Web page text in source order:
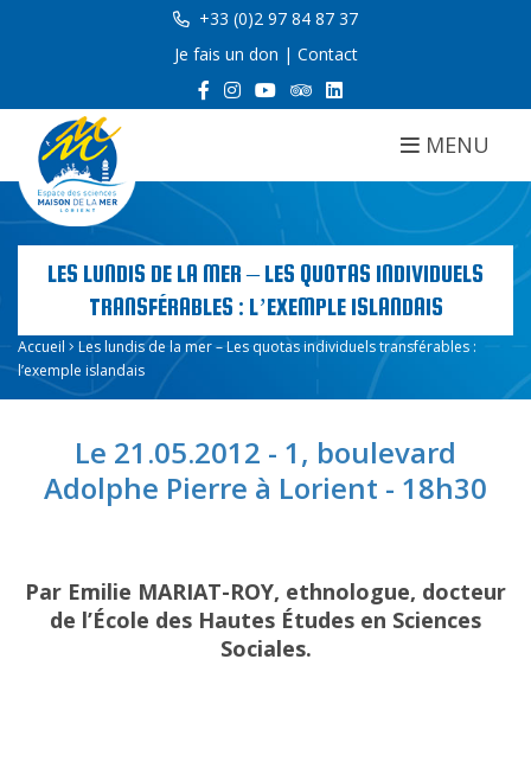
+33 (0)2 97 84 87 37
Je fais un don | Contact
MENU
LES LUNDIS DE LA MER – LES QUOTAS INDIVIDUELS
TRANSFÉRABLES : L’EXEMPLE ISLANDAIS
Accueil
Les lundis de la mer – Les quotas individuels transférables :
l’exemple islandais
Le 21.05.2012 - 1, boulevard
Adolphe Pierre à Lorient - 18h30
Par Emilie MARIAT-ROY, ethnologue, docteur
de l’École des Hautes Études en Sciences
Sociales.